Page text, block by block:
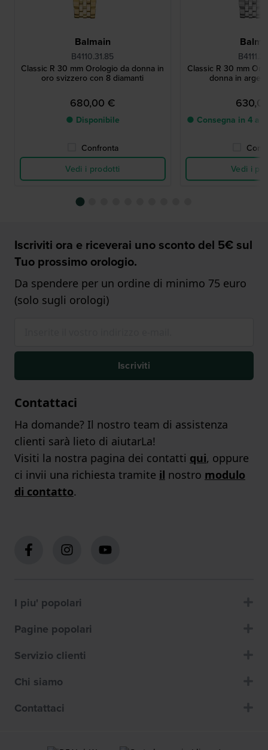
Balmain
B4110.31.85
Classic R 30 mm Orologio da donna in
oro svizzero con 8 diamanti
680,00 €
● Disponibile
Confronta
Vedi i prodotti
Classic R 30 mm
donna in
● Consegna in 4 a
Vedi i
Iscriviti ora e riceverai uno sconto del 5€ sul
Tuo prossimo orologio.
Da spendere per un ordine di minimo 75 euro
(solo sugli orologi)
Iscriviti
Contattaci
Ha domande? Il nostro team di assistenza
clienti sarà lieto di aiutarLa!
Visiti la nostra pagina dei contatti qui, oppure
ci invii una richiesta tramite il nostro modulo
di contatto.
I piu' popolari
Pagine popolari
Servizio clienti
Chi siamo
Contattaci